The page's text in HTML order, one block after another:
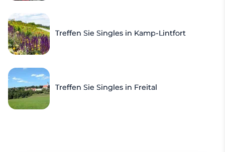
Treffen Sie Singles in Kamp-Lintfort
Treffen Sie Singles in Freital